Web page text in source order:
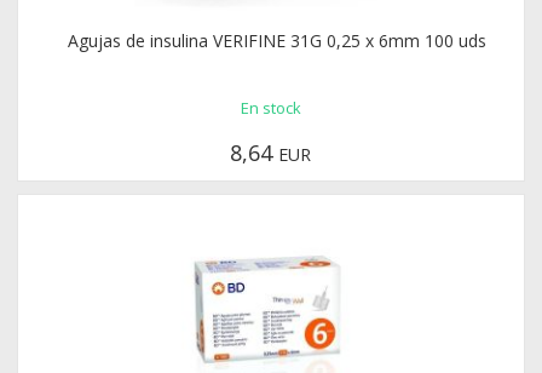
Agujas de insulina VERIFINE 31G 0,25 x 6mm 100 uds
En stock
8,64 EUR